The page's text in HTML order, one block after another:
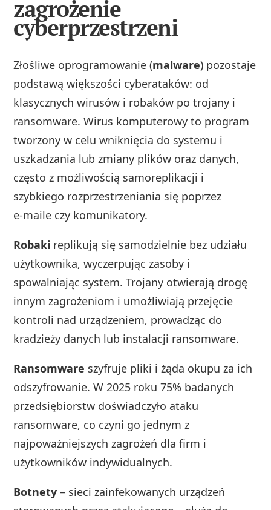
zagrożenie
cyberprzestrzeni
Złośliwe oprogramowanie (malware) pozostaje
podstawą większości cyberataków: od
klasycznych wirusów i robaków po trojany i
ransomware. Wirus komputerowy to program
tworzony w celu wniknięcia do systemu i
uszkadzania lub zmiany plików oraz danych,
często z możliwością samoreplikacji i
szybkiego rozprzestrzeniania się poprzez
e‑maile czy komunikatory.
Robaki replikują się samodzielnie bez udziału
użytkownika, wyczerpując zasoby i
spowalniając system. Trojany otwierają drogę
innym zagrożeniom i umożliwiają przejęcie
kontroli nad urządzeniem, prowadząc do
kradzieży danych lub instalacji ransomware.
Ransomware szyfruje pliki i żąda okupu za ich
odszyfrowanie. W 2025 roku 75% badanych
przedsiębiorstw doświadczyło ataku
ransomware, co czyni go jednym z
najpoważniejszych zagrożeń dla firm i
użytkowników indywidualnych.
Botnety – sieci zainfekowanych urządzeń